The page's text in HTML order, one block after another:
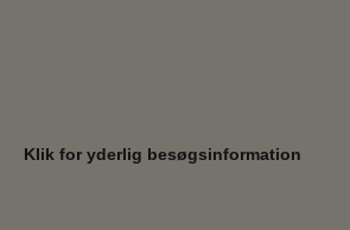
Klik for yderlig besøgsinformation